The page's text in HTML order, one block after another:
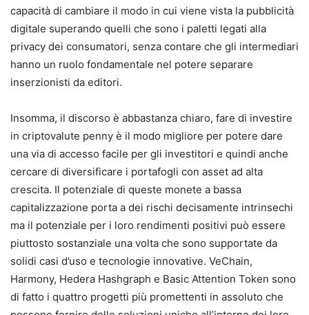
capacità di cambiare il modo in cui viene vista la pubblicità
digitale superando quelli che sono i paletti legati alla
privacy dei consumatori, senza contare che gli intermediari
hanno un ruolo fondamentale nel potere separare
inserzionisti da editori.
Insomma, il discorso è abbastanza chiaro, fare di investire
in criptovalute penny è il modo migliore per potere dare
una via di accesso facile per gli investitori e quindi anche
cercare di diversificare i portafogli con asset ad alta
crescita. Il potenziale di queste monete a bassa
capitalizzazione porta a dei rischi decisamente intrinsechi
ma il potenziale per i loro rendimenti positivi può essere
piuttosto sostanziale una volta che sono supportate da
solidi casi d’uso e tecnologie innovative. VeChain,
Harmony, Hedera Hashgraph e Basic Attention Token sono
di fatto i quattro progetti più promettenti in assoluto che